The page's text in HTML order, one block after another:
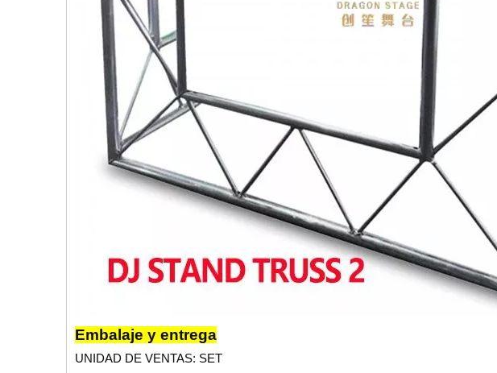
Embalaje y entrega
UNIDAD DE VENTAS: SET